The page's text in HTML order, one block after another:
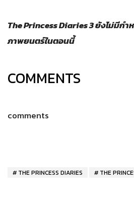
The Princess Diaries 3 ยังไม่มีกำ
ภาพยนตร์ในตอนนี้
COMMENTS
comments
THE PRINCESS DIARIES THE